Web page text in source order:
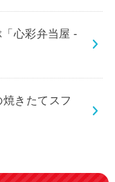
心彩弁当屋 -
きたてスフ